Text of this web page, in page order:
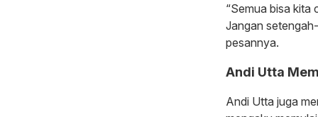
“Semua bisa kita
Jangan
pesannya.
Andi Utta
Andi Utta juga